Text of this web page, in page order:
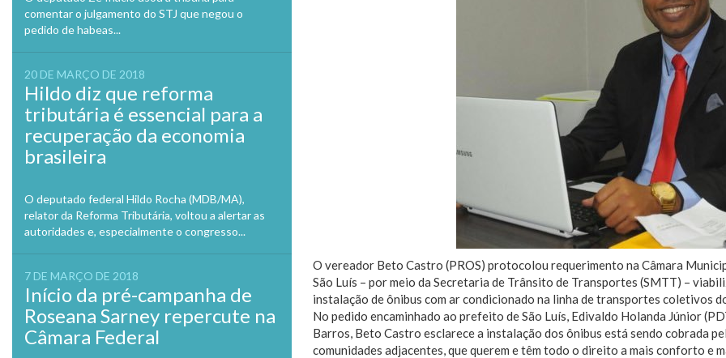
comentar o julgamento do STJ que negou o
pedido de habeas...
20 DE MARÇO DE 2018
Hildo diz que reforma
tributária é essencial para a
recuperação da economia
brasileira
O deputado federal Hildo Rocha (MDB/MA),
relator da Reforma Tributária, voltou a alertar as
autoridades e, especialmente o congresso...
7 DE MARÇO DE 2018
Início da pré-campanha de
Roseana Sarney repercute na
Câmara Federal
O vereador Beto Castro (PROS) protocolou requerimento na Câmara
São Luís – por meio da Secretaria de Trânsito de Transportes (SMTT) –
instalação de ônibus com ar condicionado na linha de transportes coletivos
No pedido encaminhado ao prefeito de São Luís, Edivaldo Holanda Júnior
Barros, Beto Castro esclarece a instalação dos ônibus está sendo cobrada
comunidades adjacentes, que querem e têm todo o direito a mais conforto e